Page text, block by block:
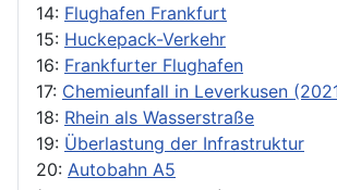
14: Flughafen Frankfurt
15: Huckepack-Verkehr
16: Frankfurter Flughafen
17: Chemieunfall in Leverkusen
18: Rhein als Wasserstraße
19: Überlastung der Infrastruktur
20: Autobahn A5